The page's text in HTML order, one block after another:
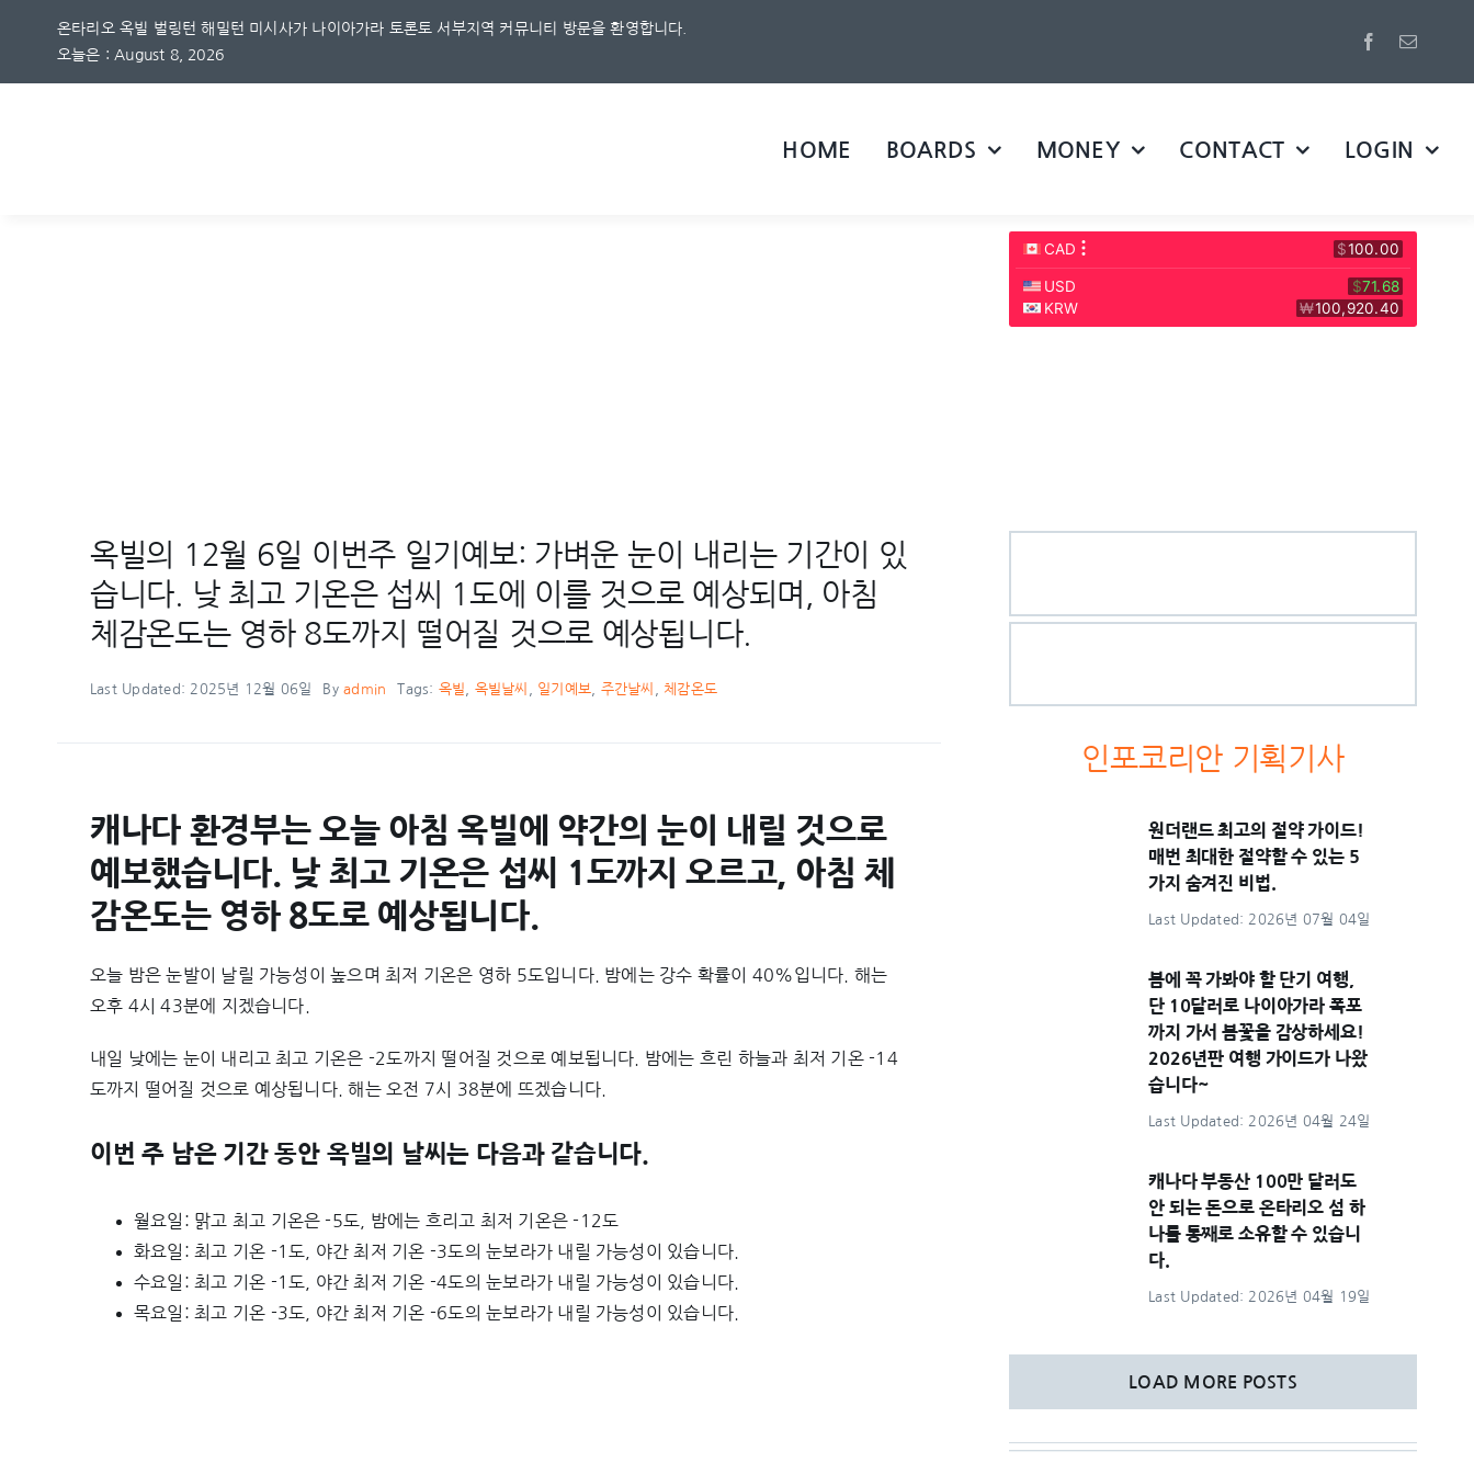
온타리오 옥빌 벌링턴 해밀턴 미시사가 나이아가라 토론토 서부지역 커뮤니티 방문을 환영합니다.
오늘은 : August 8, 2026
HOME BOARDS MONEY CONTACT LOGIN
옥빌의 12월 6일 이번주 일기예보: 가벼운 눈이 내리는 기간이 있
습니다. 낮 최고 기온은 섭씨 1도에 이를 것으로 예상되며, 아침
체감온도는 영하 8도까지 떨어질 것으로 예상됩니다.
Last Updated: 2025년 12월 06일 Byadmin Tags: 옥빌 옥빌날씨 일기예보 주간날씨 체감온도
캐나다 환경부는 오늘 아침 옥빌에 약간의 눈이 내릴 것으로
예보했습니다. 낮 최고 기온은 섭씨 1도까지 오르고, 아침 체
감온도는 영하 8도로 예상됩니다.
오늘 밤은 눈발이 날릴 가능성이 높으며 최저 기온은 영하 5도입니다. 밤에는 강수 확률이 40%입니다. 해는
오후 4시 43분에 지겠습니다.
내일 낮에는 눈이 내리고 최고 기온은 -2도까지 떨어질 것으로 예보됩니다. 밤에는 흐린 하늘과 최저 기온 -14
도까지 떨어질 것으로 예상됩니다. 해는 오전 7시 38분에 뜨겠습니다.
이번 주 남은 기간 동안 옥빌의 날씨는 다음과 같습니다.
월요일: 맑고 최고 기온은 -5도, 밤에는 흐리고 최저 기온은 -12도
화요일: 최고 기온 -1도, 야간 최저 기온 -3도의 눈보라가 내릴 가능성이 있습니다.
수요일: 최고 기온 -1도, 야간 최저 기온 -4도의 눈보라가 내릴 가능성이 있습니다.
목요일: 최고 기온 -3도, 야간 최저 기온 -6도의 눈보라가 내릴 가능성이 있습니다.
인포코리안 기획기사
원더랜드 최고의 절약 가이드!
매번 최대한 절약할 수 있는 5
가지 숨겨진 비법.
Last Updated: 2026년 07월 04일
봄에 꼭 가봐야 할 단기 여행,
단 10달러로 나이아가라 폭포
까지 가서 봄꽃을 감상하세요!
2026년판 여행 가이드가 나왔
습니다~
Last Updated: 2026년 04월 24일
캐나다 부동산 100만 달러도
안 되는 돈으로 온타리오 섬 하
나를 통째로 소유할 수 있습니
다.
Last Updated: 2026년 04월 19일
LOAD MORE POSTS